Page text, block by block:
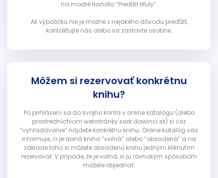
na modré tlačidlo “Predĺžiť tituly”.
Ak výpožičku nie je možné z nejakého dôvodu predĺžiť,
kontaktujte nás alebo sa zastavte osobne.
Môžem si rezervovať konkrétnu
knihu?
Po prihlásení sa do svojho konta v online katalógu (alebo
prostredníctvom webstránky sezk.dawinci.sk) si cez
“vyhľadávanie” nájdete konkrétnu knihu. Online katalóg vás
informuje, či je daná kniha “voľná” alebo “obsadená” a na
základe toho si môžete obsadenú knihu jedným kliknutím
rezervovať. V prípade, že je voľná, si ju rovnakým spôsobom
môžete objednať.